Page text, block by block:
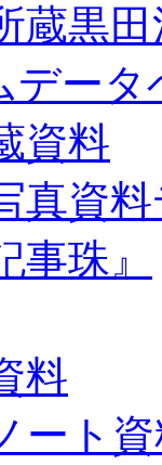
蔵黒
データ
資料
真資
珠』
料
ート